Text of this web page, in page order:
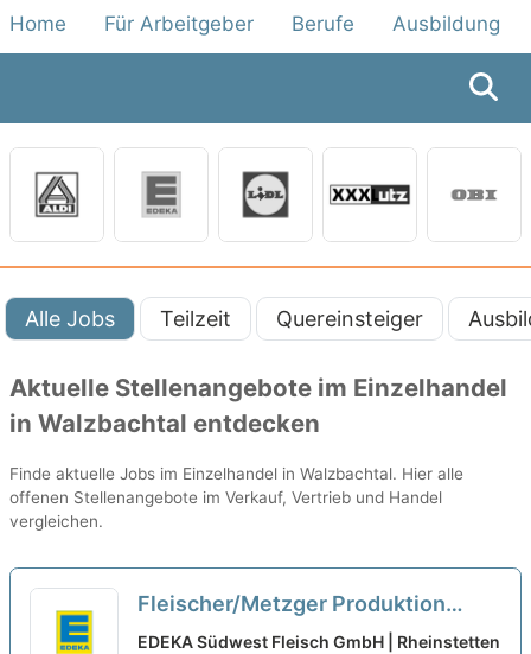
Home Für Arbeitgeber Berufe Ausbildung
Alle Jobs Teilzeit Quereinsteiger
Aktuelle Stellenangebote im Einzelhandel
in Walzbachtal entdecken
Finde aktuelle Jobs im Einzelhandel in Walzbachtal. Hier alle
offenen Stellenangebote im Verkauf, Vertrieb und Handel
vergleichen.
Fleischer/Metzger Produktion
(m/w/d) Tagschicht/Frühschicht
EDEKA Südwest Fleisch GmbH | Rheinstetten